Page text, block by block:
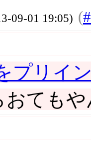
09-01 19:05) (
プリイ
おても